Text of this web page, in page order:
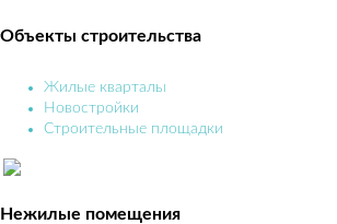
Объекты строительства
Жилые кварталы
Новостройки
Строительные площадки
Нежилые помещения